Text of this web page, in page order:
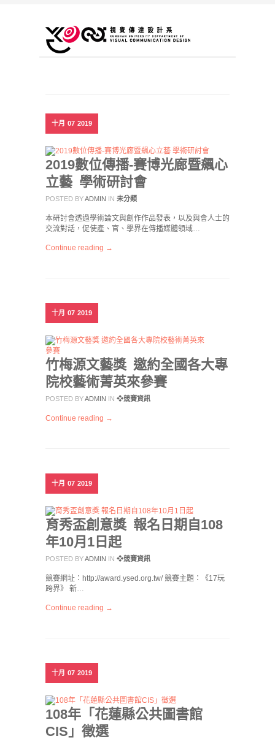
十月 07 2019
2019數位傳播-賽博光廊暨飆心
立藝 學術研討會
POSTED BYADMIN IN 未分類
本研討會透過學術論文與創作作品發表，以及與會人士的
交流對話，促使產、官、學界在傳播媒體領域…
Continue reading →
十月 07 2019
竹梅源文藝獎 邀約全國各大專
院校藝術菁英來參賽
POSTED BYADMIN IN ❖競賽資訊
Continue reading →
十月 07 2019
育秀盃創意獎 報名日期自108
年10月1日起
POSTED BYADMIN IN ❖競賽資訊
競賽網址：http://award.ysed.org.tw/ 競賽主題：《17玩
跨界》 新…
Continue reading →
十月 07 2019
108年「花蓮縣公共圖書館
CIS」徵選